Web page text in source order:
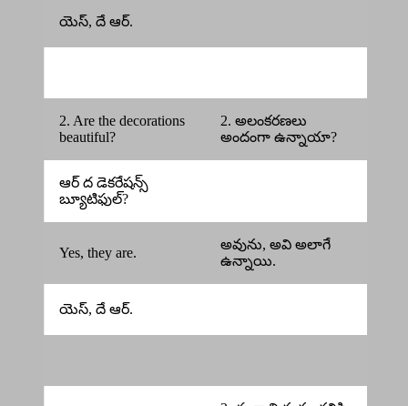
యెస్, దే ఆర్.
2. Are the decorations
beautiful?
2. అలంకరణలు
అందంగా ఉన్నాయా?
ఆర్ ద డెకరేషన్స్
బ్యూటిఫుల్?
Yes, they are.
అవును, అవి అలాగే
ఉన్నాయి.
యెస్, దే ఆర్.